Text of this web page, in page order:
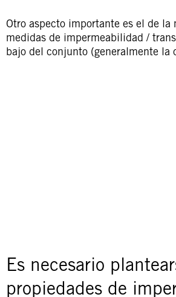
Otro aspecto importante es el de
medidas de impermeabilidad /
bajo del conjunto (generalmente la
Es necesario
propiedades de